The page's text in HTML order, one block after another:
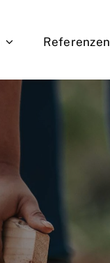
Referenzen